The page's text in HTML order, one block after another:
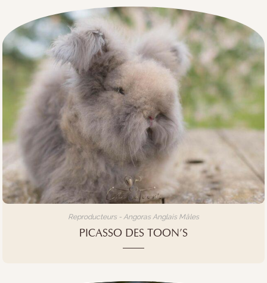
Reproducteurs - Angoras Anglais Mâles
PICASSO DES TOON’S